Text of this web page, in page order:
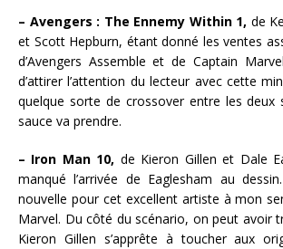
– Avengers : The Ennemy Within 1, de
et Scott Hepburn, étant donné les ventes
d’Avengers Assemble et de Captain
d’attirer l’attention du lecteur avec cette
quelque sorte de crossover entre les deux
sauce va prendre.
– Iron Man 10, de Kieron Gillen et Dale
manqué l’arrivée de Eaglesham au
nouvelle pour cet excellent artiste à mon
Marvel. Du côté du scénario, on peut avoir
Kieron Gillen s’apprête à toucher aux